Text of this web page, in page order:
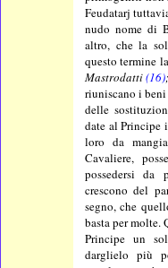
Feudatarj
nudo nome di
altro, che la
questo termine
Mastrodatti(16);
riuniscano i
delle
date al Principe
loro da
Cavaliere,
possedersi
crescono del
segno, che
basta per molte.
Principe un
darglielo più